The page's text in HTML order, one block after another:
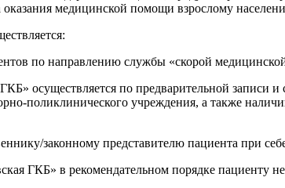
медицинской помощи взрослому
по направлению службы «скорой
осуществляется по предварительной записи
поликлинического учреждения, а также
законному представителю пациента при
ГКБ» в рекомендательном порядке пациенту